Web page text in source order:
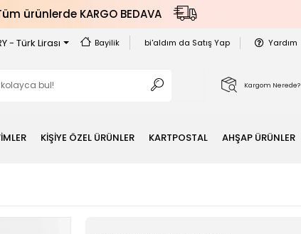
ürünlerde KARGO BEDAVA
- Türk Lirası Bayilik bi'aldım da Satış Yap Yardım
Kargom Nerede?
KİŞİYE ÖZEL ÜRÜNLER KARTPOSTAL AHŞAP ÜRÜNLER